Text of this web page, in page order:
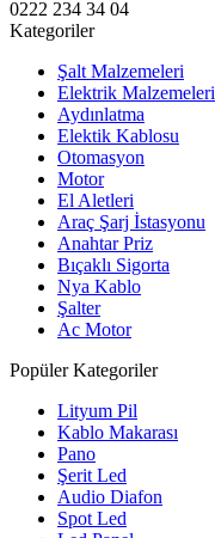
0222 234 34 04
Kategoriler
Şalt Malzemeleri
Elektrik Malzemeleri
Aydınlatma
Elektik Kablosu
Otomasyon
Motor
El Aletleri
Araç Şarj İstasyonu
Anahtar Priz
Bıçaklı Sigorta
Nya Kablo
Şalter
Ac Motor
Popüler Kategoriler
Lityum Pil
Kablo Makarası
Pano
Şerit Led
Audio Diafon
Spot Led